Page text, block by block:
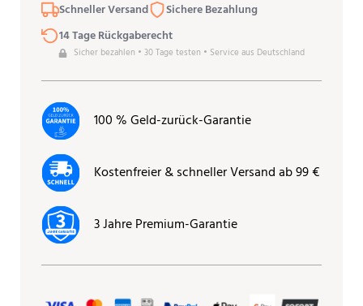
Schneller Versand
Sichere Bezahlung
14 Tage Rückgaberecht
Sicher bezahlen • 30 Tage testen • Service aus Deutschland
100 % Geld-zurück-Garantie
Kostenfreier & schneller Versand ab 99 €
3 Jahre Premium-Garantie